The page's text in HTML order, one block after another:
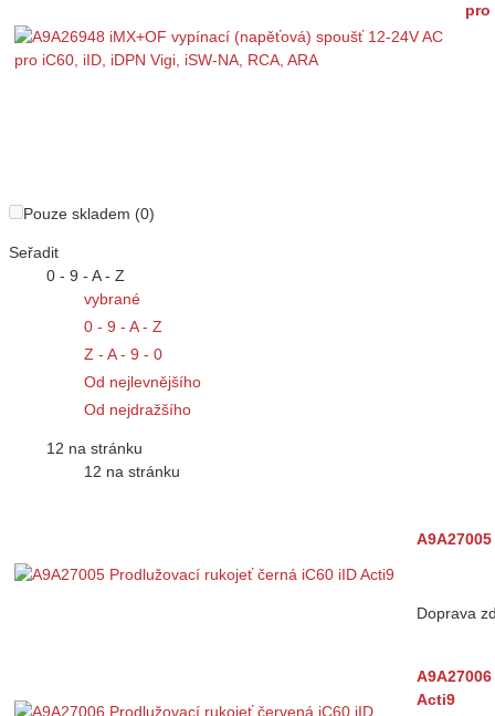
pro
Pouze skladem (0)
Seřadit
0 - 9 - A - Z
vybrané
0 - 9 - A - Z
Z - A - 9 - 0
Od nejlevnějšího
Od nejdražšího
12 na stránku
12 na stránku
Doprava
Acti9